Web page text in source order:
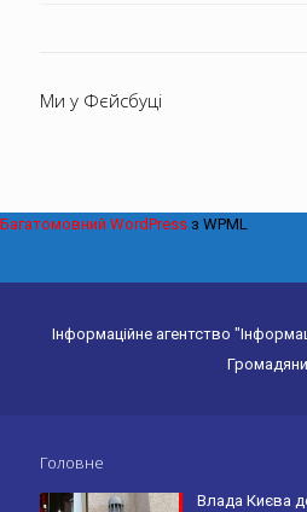
Ми у Фєйсбуці
Інформаційне агентство
Головне
Влада Києва
Багатомовний WordPress з WPML